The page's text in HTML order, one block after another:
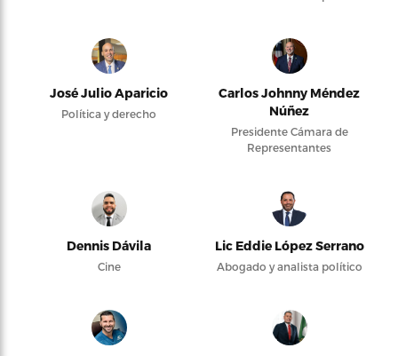
José Julio Aparicio
Política y derecho
Carlos Johnny Méndez
Núñez
Presidente Cámara de
Representantes
Dennis Dávila
Cine
Lic Eddie López Serrano
Abogado y analista político